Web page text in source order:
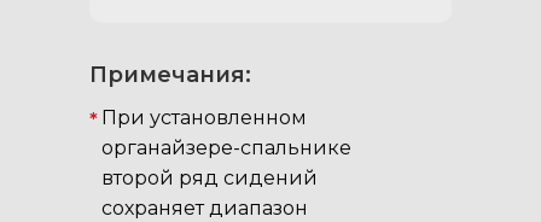
Примечания:
При установленном
органайзере-спальнике
второй ряд сидений
сохраняет диапазон
*